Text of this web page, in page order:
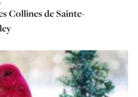
Collines de Sainte-